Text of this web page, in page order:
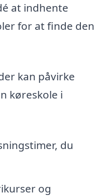
at indhente
for at finde den
kan påvirke
køreskole i
du
og